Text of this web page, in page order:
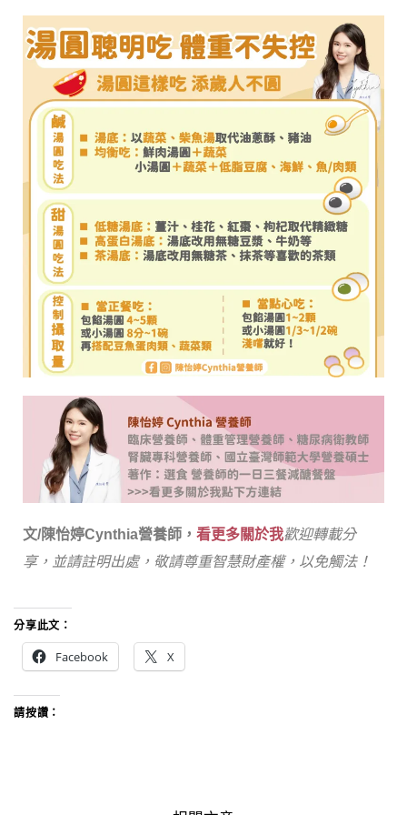
文/陳怡婷Cynthia營養師， 看更多關於我歡迎轉載分
享，並請註明出處，敬請尊重智慧財產權，以免觸法！
分享此文：
Facebook X
請按讚：